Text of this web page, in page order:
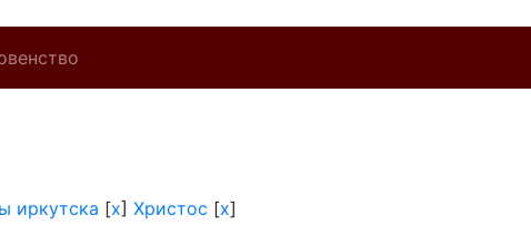
иркутска [x] Христос [x]